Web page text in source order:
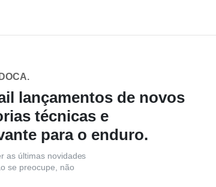
lançamentos de novos
técnicas e
para o enduro.
as últimas novidades
se preocupe, não